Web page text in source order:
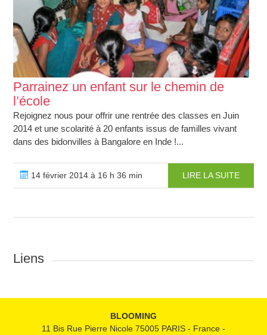
Parrainez un enfant sur le chemin de
l’école
Rejoignez nous pour offrir une rentrée des classes en Juin
2014 et une scolarité à 20 enfants issus de familles vivant
dans des bidonvilles à Bangalore en Inde !...
14 février 2014 à 16 h 36 min LIRE LA SUITE
Liens
BLOOMING
11 Bis Rue Pierre Nicole 75005 PARIS - France -